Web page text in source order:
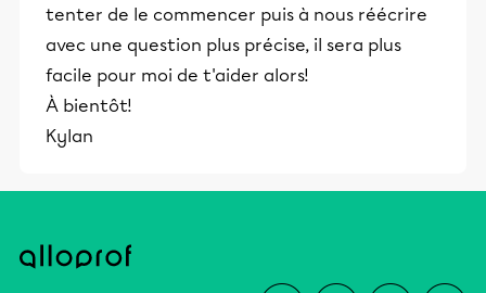
tenter de le commencer puis à nous réécrire
avec une question plus précise, il sera plus
facile pour moi de t'aider alors!
À bientôt!
Kylan